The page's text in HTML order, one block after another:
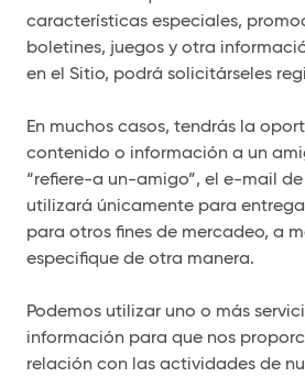
características especiales,
boletines, juegos y otra
en el Sitio, podrá solicitárseles
En muchos casos, tendrás la
contenido o información a un
“refiere-a un-amigo”, el e-mail
utilizará únicamente para
para otros fines de mercadeo, a
especifique de otra manera.
Podemos utilizar uno o más
información para que nos
relación con las actividades de